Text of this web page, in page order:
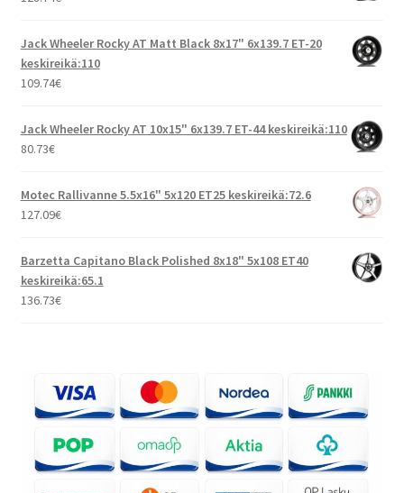
Jack Wheeler Rocky AT Matt Black 8x17" 6x139.7 ET-20
keskireikä:110
109.74€
Jack Wheeler Rocky AT 10x15" 6x139.7 ET-44 keskireikä:110
80.73€
Motec Rallivanne 5.5x16" 5x120 ET25 keskireikä:72.6
127.09€
Barzetta Capitano Black Polished 8x18" 5x108 ET40
keskireikä:65.1
136.73€